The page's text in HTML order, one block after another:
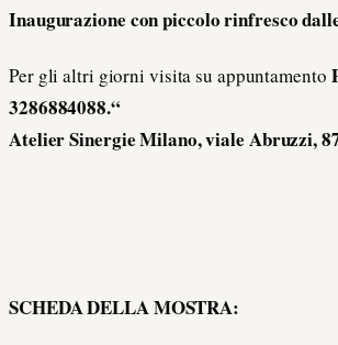
Inaugurazione con piccolo rinfresco
Per gli altri giorni visita su appuntamento
3286884088.“
Atelier Sinergie Milano, viale Abruzzi,
SCHEDA DELLA MOSTRA: